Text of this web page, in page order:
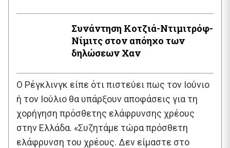
Συνάντηση Κοτζιά-Ντιμιτρόφ-
Νίμιτς στον απόηχο των
δηλώσεων Χαν
Ο Ρέγκλινγκ είπε ότι πιστεύει πως τον Ιούνιο
ή τον Ιούλιο θα υπάρξουν αποφάσεις για τη
χορήγηση πρόσθετης ελάφρυνσης χρέους
στην Ελλάδα. «Συζητάμε τώρα πρόσθετη
ελάφρυνση του χρέους. Δεν είμαστε στο